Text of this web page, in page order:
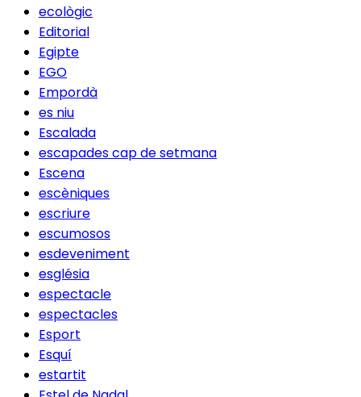
ecològic
Editorial
Egipte
EGO
Empordà
es niu
Escalada
escapades cap de setmana
Escena
escèniques
escriure
escumosos
esdeveniment
església
espectacle
espectacles
Esport
Esquí
estartit